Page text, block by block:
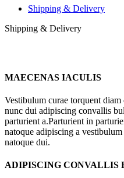
Shipping & Delivery
Shipping & Delivery
MAECENAS IACULIS
Vestibulum curae torquent
nunc dui adipiscing convallis
parturient a.Parturient in
natoque adipiscing a
natoque dui.
ADIPISCING CONVALLIS